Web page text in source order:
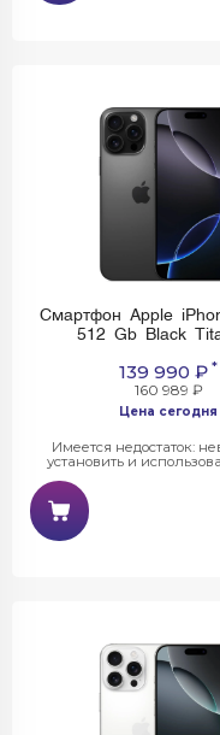
Смартфон Apple
512 Gb Black
139 990 ₽ *
160 989 ₽
Цена сегодня
Имеется недостаток:
установить и